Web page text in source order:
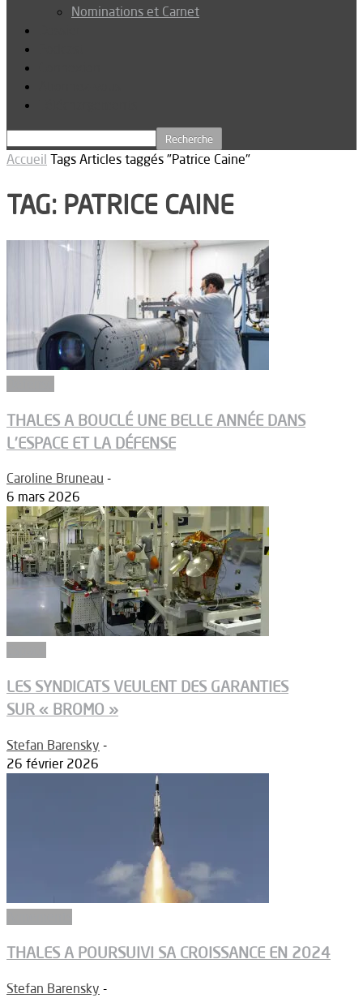
Nominations et Carnet
Accueil Tags Articles taggés "Patrice Caine"
TAG: PATRICE CAINE
THALES A BOUCLÉ UNE BELLE ANNÉE DANS
L’ESPACE ET LA DÉFENSE
Caroline Bruneau -
6 mars 2026
LES SYNDICATS VEULENT DES GARANTIES
SUR « BROMO »
Stefan Barensky -
26 février 2026
THALES A POURSUIVI SA CROISSANCE EN 2024
Stefan Barensky -